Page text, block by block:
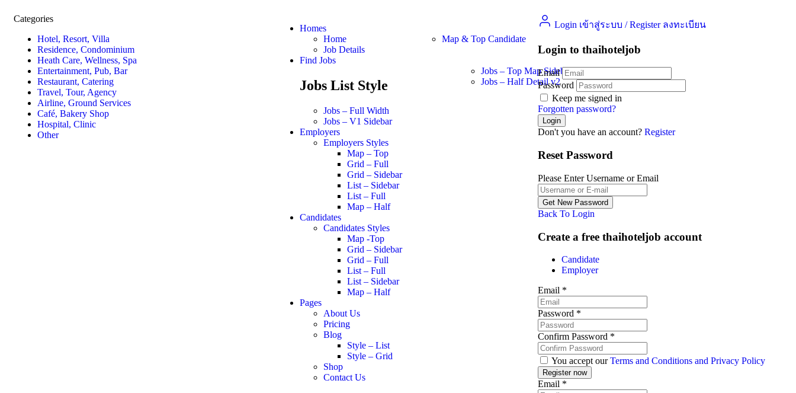
Categories
Hotel, Resort, Villa
Residence, Condominium
Heath Care, Wellness, Spa
Entertainment, Pub, Bar
Restaurant, Catering
Travel, Tour, Agency
Airline, Ground Services
Café, Bakery Shop
Hospital, Clinic
Other
Homes
Home
Job Details
Map & Top Candidate
Find Jobs
Jobs List Style
Jobs – Full Width
Jobs – V1 Sidebar
Jobs – Top Map Sidebar
Jobs – Half Detail v2
Jobs Detail
Employers
Employers Styles
Map – Top
Grid – Full
Grid – Sidebar
List – Sidebar
List – Full
Map – Half
Candidates
Candidates Styles
Map -Top
Grid – Sidebar
Grid – Full
List – Full
List – Sidebar
Map – Half
Pages
About Us
Pricing
Blog
Style – List
Style – Grid
Shop
Contact Us
Login เข้าสู่ระบบ / Register ลงทะเบียน
Login to thaihoteljob
Email
Password
Keep me signed in
Forgotten password?
Don't you have an account?Register
Reset Password
Please Enter Username or Email
Back To Login
Create a free thaihoteljob account
Candidate
Employer
Email *
Password *
Confirm Password *
You accept ourTerms and Conditions and Privacy Policy
Email *